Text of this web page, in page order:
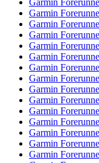
Garmin
Garmin
Garmin
Garmin
Garmin
Garmin
Garmin
Garmin
Garmin
Garmin
Garmin
Garmin
Garmin
Garmin
Garmin